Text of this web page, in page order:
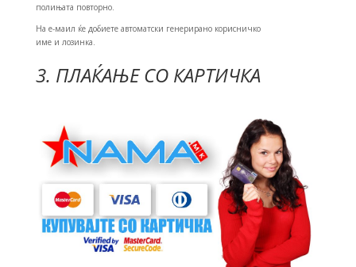
полињата повторно.
На е-маил ќе добиете автоматски генерирано корисничко
име и лозинка.
3. ПЛАЌАЊЕ СО КАРТИЧКА